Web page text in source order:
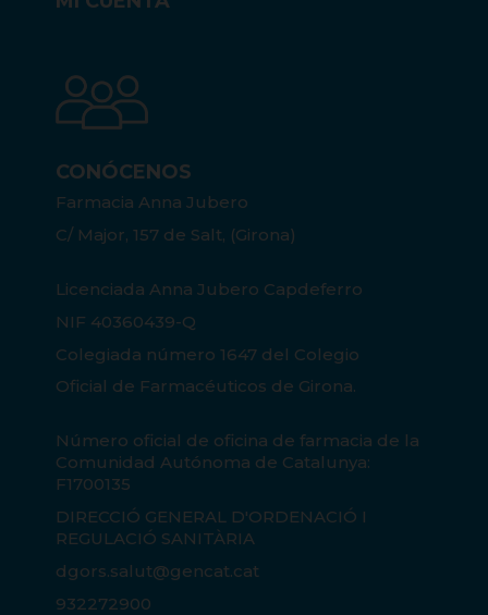
CONÓCENOS
Farmacia Anna Jubero
C/ Major, 157 de Salt, (Girona)
Licenciada Anna Jubero Capdeferro
NIF 40360439-Q
Colegiada número 1647 del Colegio
Oficial de Farmacéuticos de Girona.
Número oficial de oficina de farmacia de la
Comunidad Autónoma de Catalunya:
F1700135
DIRECCIÓ GENERAL D'ORDENACIÓ I
REGULACIÓ SANITÀRIA
dgors.salut@gencat.cat
932272900